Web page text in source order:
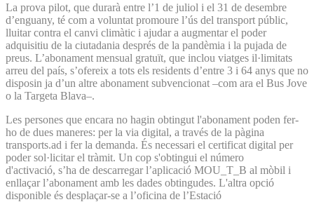
La prova pilot, que durarà entre l’1 de juliol i el 31 de desembre
d’enguany, té com a voluntat promoure l’ús del transport públic,
lluitar contra el canvi climàtic i ajudar a augmentar el poder
adquisitiu de la ciutadania després de la pandèmia i la pujada de
preus. L’abonament mensual gratuït, que inclou viatges il·limitats
arreu del país, s’ofereix a tots els residents d’entre 3 i 64 anys que no
disposin ja d’un altre abonament subvencionat –com ara el Bus Jove
o la Targeta Blava–.
Les persones que encara no hagin obtingut l'abonament poden fer-
ho de dues maneres: per la via digital, a través de la pàgina
transports.ad i fer la demanda. És necessari el certificat digital per
poder sol·licitar el tràmit. Un cop s'obtingui el número
d'activació, s’ha de descarregar l’aplicació MOU_T_B al mòbil i
enllaçar l’abonament amb les dades obtingudes. L'altra opció
disponible és desplaçar-se a l’oficina de l’Estació